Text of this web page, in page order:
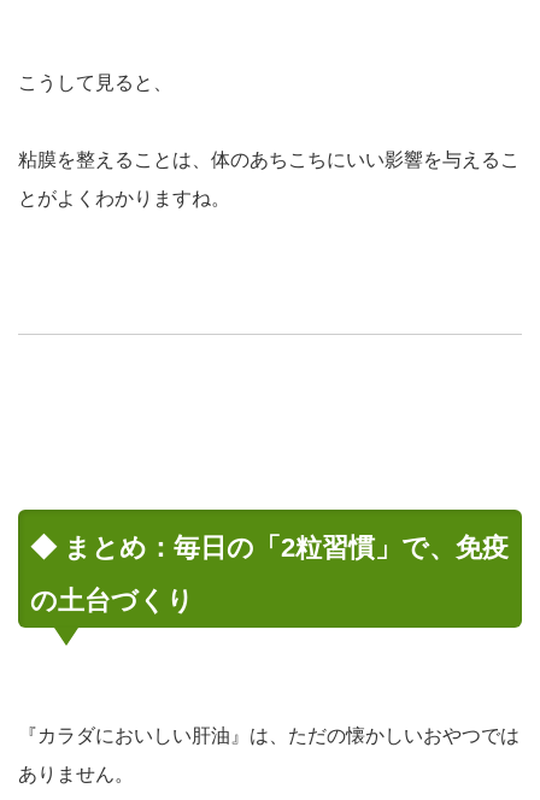
こうして見ると、
粘膜を整えることは、体のあちこちにいい影響を与える こ
とがよくわかりますね。
◆ まとめ：毎日の「2粒習慣」で、免疫
の土台づくり
『カラダにおいしい肝油』は、ただの懐かしいおやつでは
ありません。